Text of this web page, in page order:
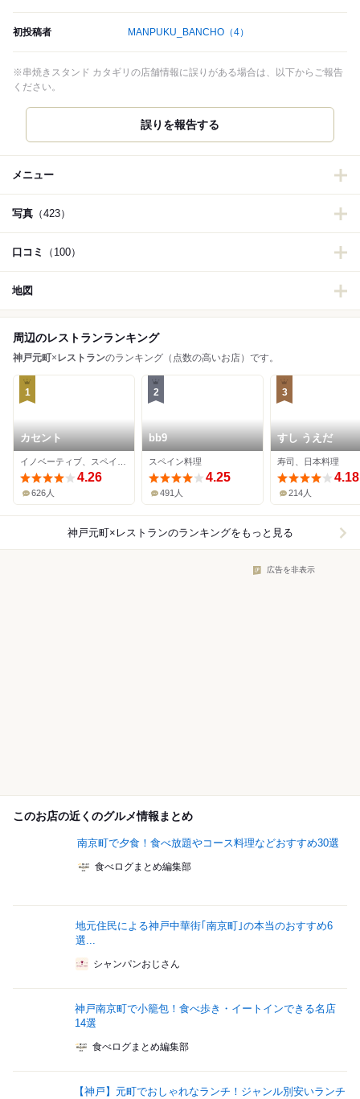
初投稿者 MANPUKU_BANCHO （4）
※串焼きスタンド カタギリの店舗情報に誤りがある場合は、以下からご報告
ください。
誤りを報告する
メニュー
写真 （423）
口コミ （100）
地図
周辺のレストランランキング
神戸元町× レストランのランキング（点数の高いお店）です。
1
カセント
4.26
626人
2
bb9
スペイン料理
4.25
491人
3
すし うえだ
寿司、日本料理
4.18
214人
神戸元町×レストランのランキングをもっと見る
広告を非表示
このお店の近くのグルメ情報まとめ
南京町で夕食！食べ放題やコース料理などおすすめ30選
食べログまとめ編集部
地元住民による神戸中華街｢南京町｣の本当のおすすめ6
選...
シャンパンおじさん
神戸南京町で小籠包！食べ歩き・イートインできる名店
14選
食べログまとめ編集部
【神戸】元町でおしゃれなランチ！ジャンル別安いランチ